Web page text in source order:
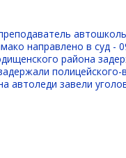
направлено в суд -
района
автоледи завели